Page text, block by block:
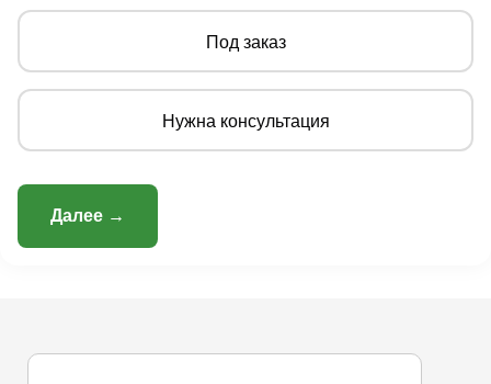
Под заказ
Нужна консультация
Далее →